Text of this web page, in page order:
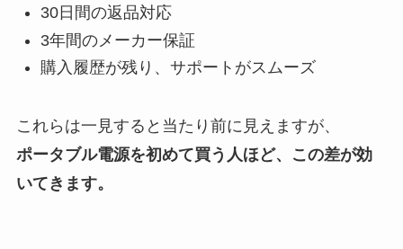
30日間の返品対応
3年間のメーカー保証
購入履歴が残り、サポートがスムーズ
これらは一見すると当たり前に見えますが、
ポータブル電源を初めて買う人ほど、この差が効
いてきます。